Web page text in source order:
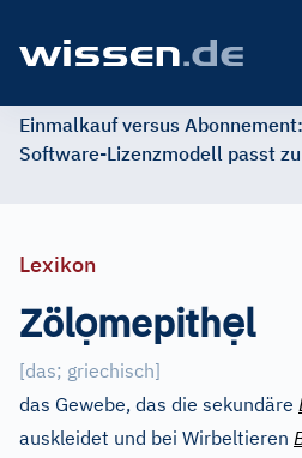
Einmalkauf versus
Software-Lizenzmodell passt
Lexikon
Zölọmepithẹl
[das; griechisch]
das Gewebe, das die sekundäre
auskleidet und bei Wirbeltieren